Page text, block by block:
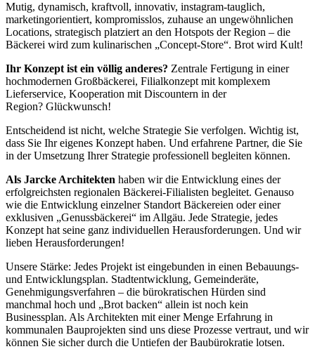
Mutig, dynamisch, kraftvoll, innovativ, instagram-tauglich,
marketingorientiert, kompromisslos, zuhause an ungewöhnlichen
Locations, strategisch platziert an den Hotspots der Region – die
Bäckerei wird zum kulinarischen „Concept-Store“. Brot wird Kult!
Ihr Konzept ist ein völlig anderes? Zentrale Fertigung in einer
hochmodernen Großbäckerei, Filialkonzept mit komplexem
Lieferservice, Kooperation mit Discountern in der
Region? Glückwunsch!
Entscheidend ist nicht, welche Strategie Sie verfolgen. Wichtig ist,
dass Sie Ihr eigenes Konzept haben. Und erfahrene Partner, die Sie
in der Umsetzung Ihrer Strategie professionell begleiten können.
Als Jarcke Architekten haben wir die Entwicklung eines der
erfolgreichsten regionalen Bäckerei-Filialisten begleitet. Genauso
wie die Entwicklung einzelner Standort Bäckereien oder einer
exklusiven „Genussbäckerei“ im Allgäu. Jede Strategie, jedes
Konzept hat seine ganz individuellen Herausforderungen. Und wir
lieben Herausforderungen!
Unsere Stärke: Jedes Projekt ist eingebunden in einen Bebauungs-
und Entwicklungsplan. Stadtentwicklung, Gemeinderäte,
Genehmigungsverfahren – die bürokratischen Hürden sind
manchmal hoch und „Brot backen“ allein ist noch kein
Businessplan. Als Architekten mit einer Menge Erfahrung in
kommunalen Bauprojekten sind uns diese Prozesse vertraut, und wir
können Sie sicher durch die Untiefen der Baubürokratie lotsen.